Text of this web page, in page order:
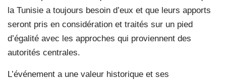
la Tunisie a toujours besoin d’eux et que leurs apports
seront pris en considération et traités sur un pied
d’égalité avec les approches qui proviennent des
autorités centrales.
L’événement a une valeur historique et ses